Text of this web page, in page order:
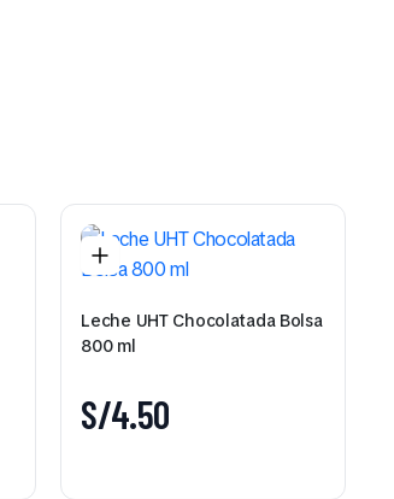
Leche UHT Chocolatada Bolsa
800 ml
S/4.50